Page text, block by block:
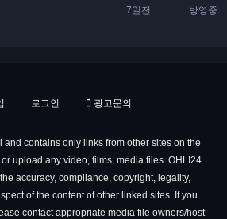
7일전 방영중
로그인 광고문의
contains only links from other sites on the
or upload any video, films, media files. OHLI24
accuracy, compliance, copyright, legality,
of the content of other linked sites. If you
contact appropriate media file owners/host